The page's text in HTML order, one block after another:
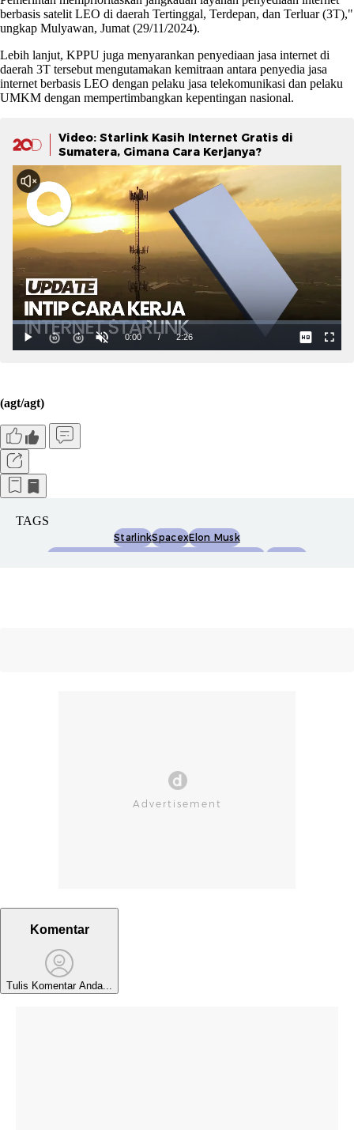
berbasis satelit LEO di daerah Tertinggal, Terdepan, dan Terluar (3T),"
ungkap Mulyawan, Jumat (29/11/2024).
Lebih lanjut, KPPU juga menyarankan penyediaan jasa internet di
daerah 3T tersebut mengutamakan kemitraan antara penyedia jasa
internet berbasis LEO dengan pelaku jasa telekomunikasi dan pelaku
UMKM dengan mempertimbangkan kepentingan nasional.
Video: Starlink Kasih Internet Gratis di
Sumatera, Gimana Cara Kerjanya?
(agt/agt)
TAGS
StarlinkSpacexElon Musk
Komentar
Tulis Komentar Anda...